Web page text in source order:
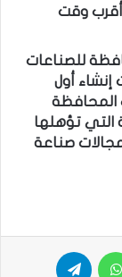
أقرب وقت
للصناعات
إنشاء أول
المحافظة
التي تؤهلها
صناعة